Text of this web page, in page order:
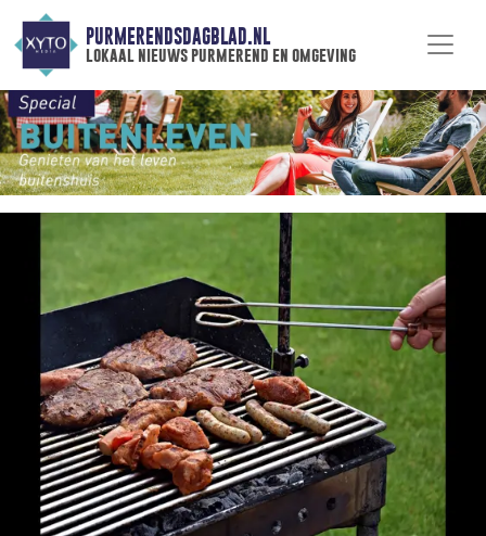
PURMERENDSDAGBLAD.NL
lokaal nieuws purmerend en omgeving